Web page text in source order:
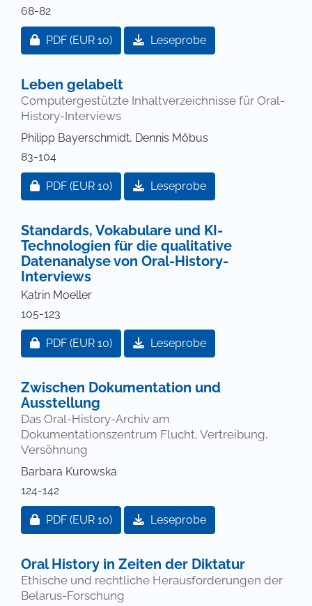
68-82
Zugang für Abonnent/innen oder durch Zahlung
PDF (EUR 10) Leseprobe
Leben gelabelt
Computergestützte Inhaltverzeichnisse für Oral-
History-Interviews
Philipp Bayerschmidt, Dennis Möbus
83-104
Zugang für Abonnent/innen oder durch Zahlung
PDF (EUR 10) Leseprobe
Standards, Vokabulare und KI-
Technologien für die qualitative
Datenanalyse von Oral-History-
Interviews
Katrin Moeller
105-123
Zugang für Abonnent/innen oder durch Zahlung
PDF (EUR 10) Leseprobe
Zwischen Dokumentation und
Ausstellung
Das Oral-History-Archiv am
Dokumentationszentrum Flucht, Vertreibung,
Versöhnung
Barbara Kurowska
124-142
Zugang für Abonnent/innen oder durch Zahlung
PDF (EUR 10) Leseprobe
Oral History in Zeiten der Diktatur
Ethische und rechtliche Herausforderungen der
Belarus-Forschung